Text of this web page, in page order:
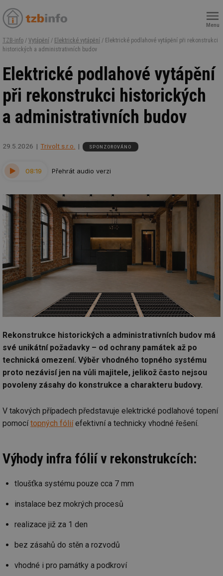
Menu
TZB-info / Vytápění / Elektrické vytápění / Elektrické podlahové vytápění při rekonstrukci
historických a administrativních budov
Elektrické podlahové vytápění
při rekonstrukci historických
a administrativních budov
29.5.2026 Trivolt s.r.o. SPONZOROVÁNO
08:19 Přehrát audio verzi
Rekonstrukce historických a administrativních budov má
své unikátní požadavky – od ochrany památek až po
technická omezení. Výběr vhodného topného systému
proto nezávisí jen na vůli majitele, jelikož často nejsou
povoleny zásahy do konstrukce a charakteru budovy.
V takových případech představuje elektrické podlahové topení
pomocítopných fóliíefektivní a technicky vhodné řešení.
Výhody infra fólií v rekonstrukcích:
tloušťka systému pouze cca 7 mm
instalace bez mokrých procesů
realizace již za 1 den
bez zásahů do stěn a rozvodů
vhodné i pro památky a podkroví